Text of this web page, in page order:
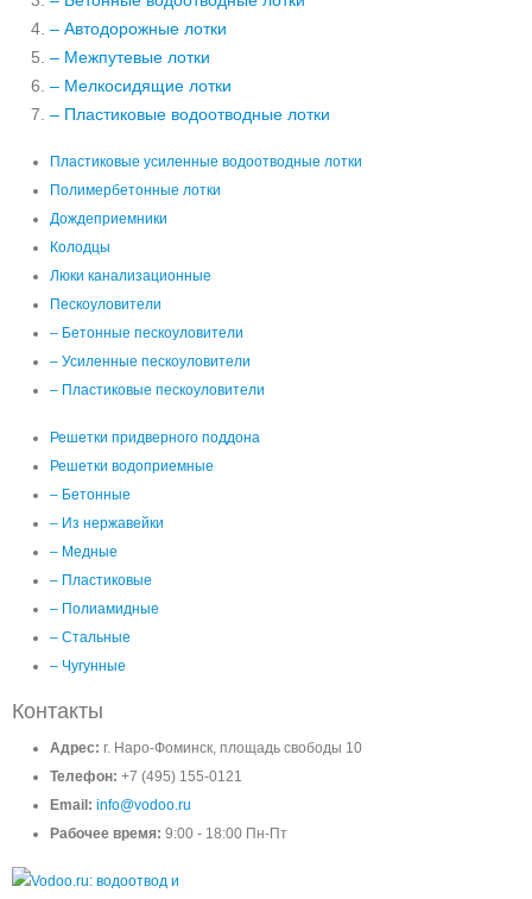
– Автодорожные лотки
– Межпутевые лотки
– Мелкосидящие лотки
– Пластиковые водоотводные лотки
Пластиковые усиленные водоотводные лотки
Полимербетонные лотки
Дождеприемники
Колодцы
Люки канализационные
Пескоуловители
– Бетонные пескоуловители
– Усиленные пескоуловители
– Пластиковые пескоуловители
Решетки придверного поддона
Решетки водоприемные
– Бетонные
– Из нержавейки
– Медные
– Пластиковые
– Полиамидные
– Стальные
– Чугунные
Контакты
Адрес: г. Наро-Фоминск, площадь свободы 10
Телефон: +7 (495) 155-0121
Email: info@vodoo.ru
Рабочее время: 9:00 - 18:00 Пн-Пт